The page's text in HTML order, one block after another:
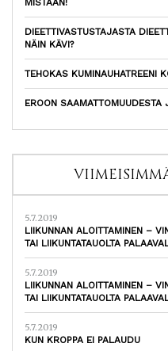
MISTÄÄN!
DIEETTIVASTUSTAJASTA
NÄIN KÄVI?
TEHOKAS KUMINAUHATREENI
EROON SAAMATTOMUUDESTA
5.7.2019
LIIKUNNAN ALOITTAMINEN –
TAI LIIKUNTATAUOLTA
5.7.2019
LIIKUNNAN ALOITTAMINEN –
TAI LIIKUNTATAUOLTA
5.7.2019
KUN KROPPA EI PALAUDU